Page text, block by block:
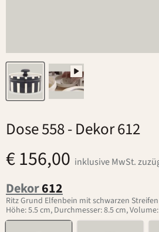
Dose 558- Dekor 612
€ 156,00 inklusive MwSt.
Dekor612
Ritz Grund Elfenbein mit schwarzen
Höhe: 5.5 cm, Durchmesser: 8.5 cm,